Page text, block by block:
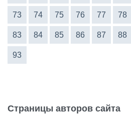
73 74 75 76 77 78
83 84 85 86 87 88
93
Страницы авторов сайта